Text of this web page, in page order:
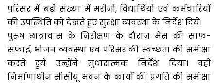
परिसर में बड़ी संख्या में मरीजों, विद्यार्थियों एवं कर्मचारियों
की उपस्थिति को देखते हुए सुरक्षा व्यवस्था के निर्देश दिये।
पुरुष छात्रावास के निरीक्षण के दौरान मेस की साफ-
सफाई, भोजन व्यवस्था एवं परिसर की स्वच्छता की समीक्षा
करते हुये उन्होंने सुधारात्मक निर्देश दिया। वहीं
निर्माणाधीन सीसीयू भवन के कार्यों की प्रगति की समीक्षा